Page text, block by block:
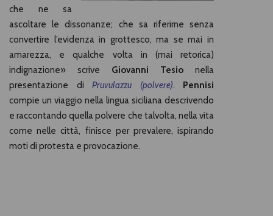
che ne sa
ascoltare le dissonanze; che sa riferirne senza
convertire l’evidenza in grottesco, ma se mai in
amarezza, e qualche volta in (mai retorica)
indignazione» scrive Giovanni Tesio nella
presentazione di Pruvulazzu (polvere). Pennisi
compie un viaggio nella lingua siciliana descrivendo
e raccontando quella polvere che talvolta, nella vita
come nelle città, finisce per prevalere, ispirando
moti di protesta e provocazione.